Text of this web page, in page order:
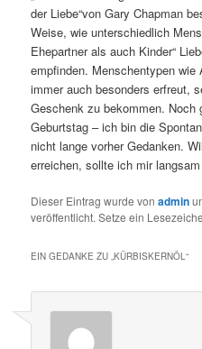
der Liebe“von Gary Chapman
Weise, wie unterschiedlich
Ehepartner als auch Kinder“
empfinden. Menschentypen
immer auch besonders erfreut,
Geschenk zu bekommen. Noch
Geburtstag – ich bin die
nicht lange vorher Gedanken.
erreichen, sollte ich mir
Dieser Eintrag wurde vonadmin
veröffentlicht. Setze ein
EIN GEDANKE ZU „KÜRBISKERNÖL“